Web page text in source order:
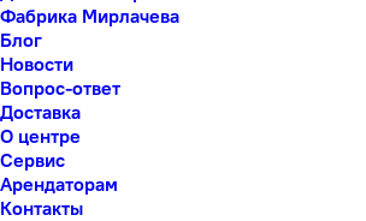
Фабрика Мирлачева
Блог
Новости
Вопрос-ответ
Доставка
О центре
Сервис
Арендаторам
Контакты